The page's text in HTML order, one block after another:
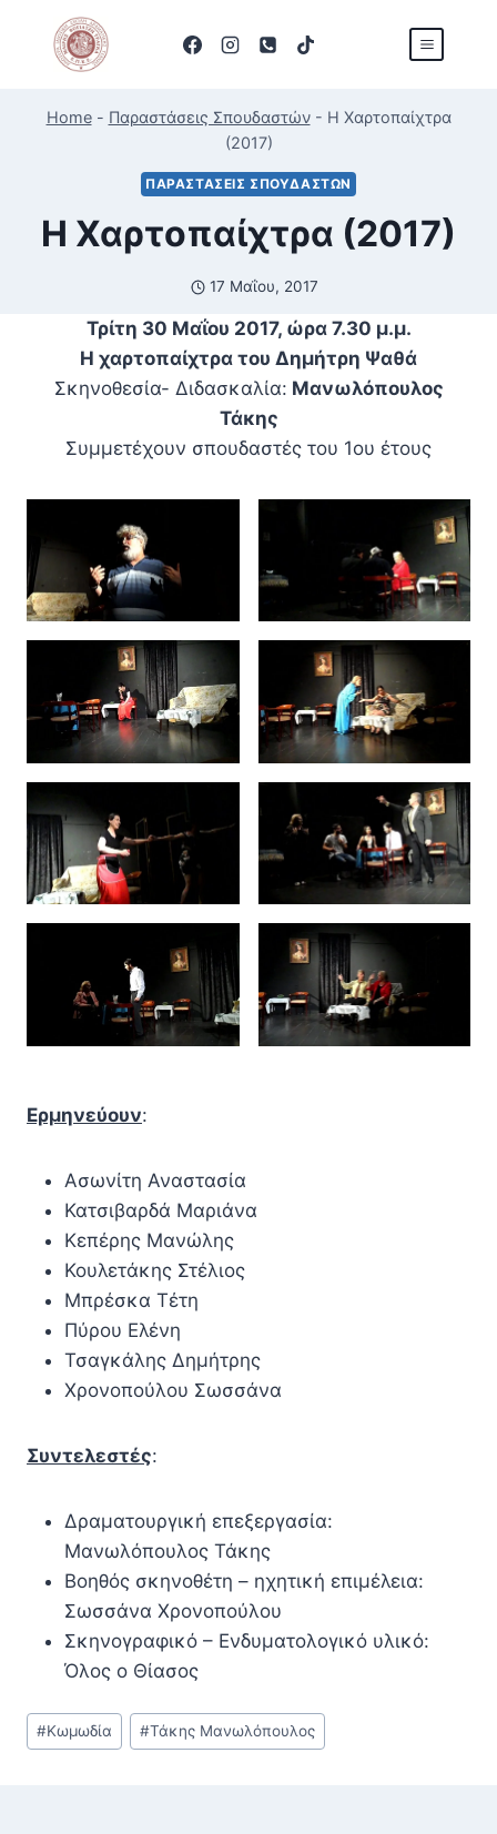
content
Home- Παραστάσεις Σπουδαστών- Η Χαρτοπαίχτρα
(2017)
ΠΑΡΑΣΤΆΣΕΙΣ ΣΠΟΥΔΑΣΤΏΝ
Η Χαρτοπαίχτρα (2017)
17 Μαΐου, 2017
Τρίτη 30 Μαΐου 2017, ώρα 7.30 μ.μ.
Η χαρτοπαίχτρα του Δημήτρη Ψαθά
Σκηνοθεσία- Διδασκαλία: Μανωλόπουλος
Τάκης
Συμμετέχουν σπουδαστές του 1ου έτους
Ερμηνεύουν:
Ασωνίτη Αναστασία
Κατσιβαρδά Μαριάνα
Κεπέρης Μανώλης
Κουλετάκης Στέλιος
Μπρέσκα Τέτη
Πύρου Ελένη
Τσαγκάλης Δημήτρης
Χρονοπούλου Σωσσάνα
Συντελεστές:
Δραματουργική επεξεργασία:
Μανωλόπουλος Τάκης
Βοηθός σκηνοθέτη – ηχητική επιμέλεια:
Σωσσάνα Χρονοπούλου
Σκηνογραφικό – Ενδυματολογικό υλικό:
Όλος ο Θίασος
Post
Tags:
#Κωμωδία #Τάκης Μανωλόπουλος